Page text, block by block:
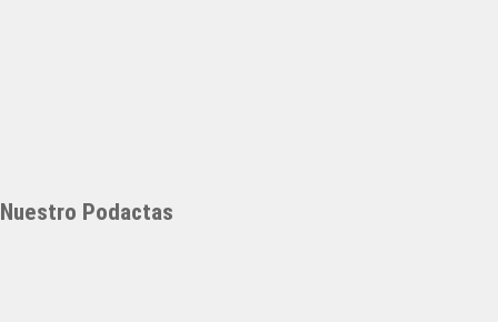
Nuestro Podactas